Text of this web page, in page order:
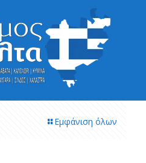
Εμφάνιση όλων